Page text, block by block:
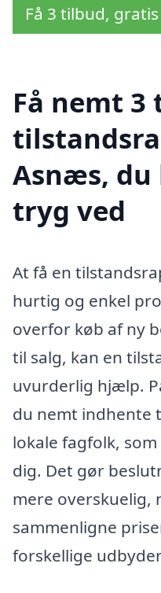
Få 3 tilbud,
Få nemt 3
Asnæs,
tryg ved
At få en
hurtig og enkel
overfor køb af ny
til salg, kan en
uvurderlig hjælp.
du nemt indhente
lokale fagfolk,
dig. Det gør
mere overskuelig,
sammenligne
forskellige